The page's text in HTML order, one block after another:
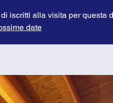
iscritti alla visita per questa
date